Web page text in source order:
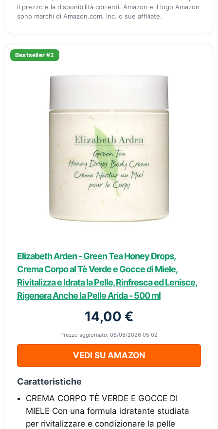
il prezzo e la disponibilità correnti. Amazon e il logo Amazon
sono marchi di Amazon.com, Inc. o sue affiliate.
Bestseller #2
Elizabeth Arden - Green Tea Honey Drops,
Crema Corpo al Tè Verde e Gocce di Miele,
Rivitalizza e Idrata la Pelle, Rinfresca ed Lenisce,
Rigenera Anche la Pelle Arida - 500 ml
14,00 €
Prezzo aggiornato: 08/08/2026 05:02
VEDI SU AMAZON
Caratteristiche
CREMA CORPO TÈ VERDE E GOCCE DI
MIELE Con una formula idratante studiata
per rivitalizzare e condizionare la pelle